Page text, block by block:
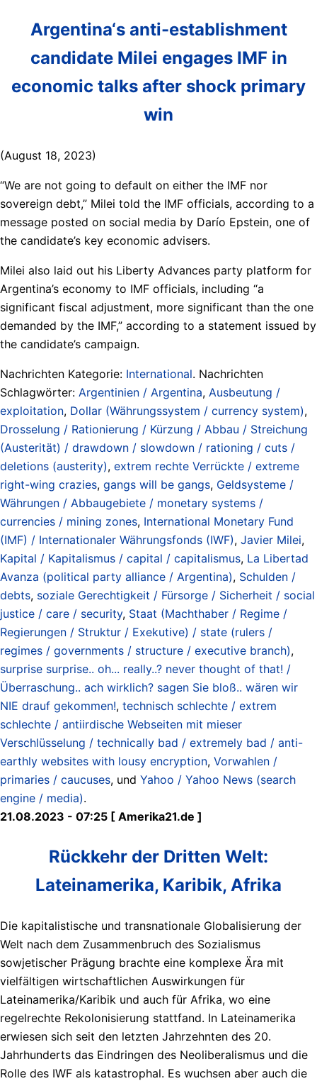
Argentina‘s anti-establishment
candidate Milei engages IMF in
economic talks after shock primary
win
(August 18, 2023)
“We are not going to default on either the IMF nor
sovereign debt,” Milei told the IMF officials, according to a
message posted on social media by Darío Epstein, one of
the candidate’s key economic advisers.
Milei also laid out his Liberty Advances party platform for
Argentina’s economy to IMF officials, including “a
significant fiscal adjustment, more significant than the one
demanded by the IMF,” according to a statement issued by
the candidate’s campaign.
Nachrichten Kategorie: International. Nachrichten
Schlagwörter: Argentinien / Argentina, Ausbeutung /
exploitation, Dollar (Währungssystem / currency system),
Drosselung / Rationierung / Kürzung / Abbau / Streichung
(Austerität) / drawdown / slowdown / rationing / cuts /
deletions (austerity), extrem rechte Verrückte / extreme
right-wing crazies, gangs will be gangs, Geldsysteme /
Währungen / Abbaugebiete / monetary systems /
currencies / mining zones, International Monetary Fund
(IMF) / Internationaler Währungsfonds (IWF), Javier Milei,
Kapital / Kapitalismus / capital / capitalismus, La Libertad
Avanza (political party alliance / Argentina), Schulden /
debts, soziale Gerechtigkeit / Fürsorge / Sicherheit / social
justice / care / security, Staat (Machthaber / Regime /
Regierungen / Struktur / Exekutive) / state (rulers /
regimes / governments / structure / executive branch),
surprise surprise.. oh... really..? never thought of that! /
Überraschung.. ach wirklich? sagen Sie bloß.. wären wir
NIE drauf gekommen!, technisch schlechte / extrem
schlechte / antiirdische Webseiten mit mieser
Verschlüsselung / technically bad / extremely bad / anti-
earthly websites with lousy encryption, Vorwahlen /
primaries / caucuses, und Yahoo / Yahoo News (search
engine / media).
21.08.2023 - 07:25 [ Amerika21.de ]
Rückkehr der Dritten Welt:
Lateinamerika, Karibik, Afrika
Die kapitalistische und transnationale Globalisierung der
Welt nach dem Zusammenbruch des Sozialismus
sowjetischer Prägung brachte eine komplexe Ära mit
vielfältigen wirtschaftlichen Auswirkungen für
Lateinamerika/Karibik und auch für Afrika, wo eine
regelrechte Rekolonisierung stattfand. In Lateinamerika
erwiesen sich seit den letzten Jahrzehnten des 20.
Jahrhunderts das Eindringen des Neoliberalismus und die
Rolle des IWF als katastrophal. Es wuchsen aber auch die